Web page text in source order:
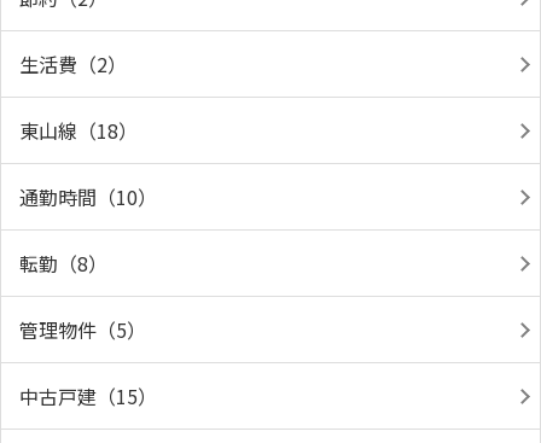
生活費（2）
東山線（18）
通勤時間（10）
転勤（8）
管理物件（5）
中古戸建（15）